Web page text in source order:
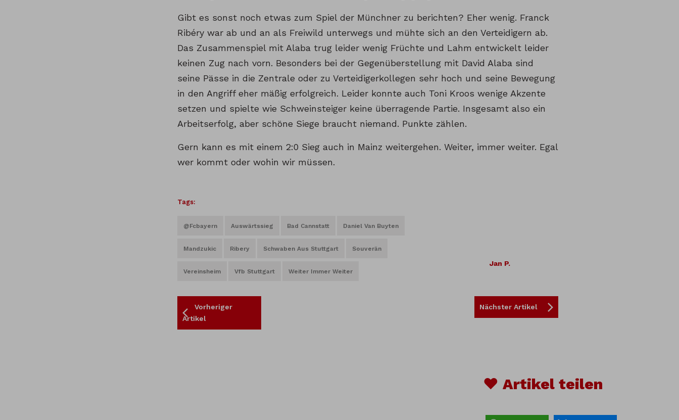
Gibt es sonst noch etwas zum Spiel der Münchner zu berichten? Eher wenig. Franck
Ribéry war ab und an als Freiwild unterwegs und mühte sich an den Verteidigern ab.
Das Zusammenspiel mit Alaba trug leider wenig Früchte und Lahm entwickelt leider
keinen Zug nach vorn. Besonders bei der Gegenüberstellung mit David Alaba sind
seine Pässe in die Zentrale oder zu Verteidigerkollegen sehr hoch und seine Bewegung
in den Angriff eher mäßig erfolgreich. Leider konnte auch Toni Kroos wenige Akzente
setzen und spielte wie Schweinsteiger keine überragende Partie. Insgesamt also ein
Arbeitserfolg, aber schöne Siege braucht niemand. Punkte zählen.
Gern kann es mit einem 2:0 Sieg auch in Mainz weitergehen. Weiter, immer weiter. Egal
wer kommt oder wohin wir müssen.
Tags:
@fcbayern Auswärtssieg Bad Cannstatt Daniel Van Buyten
Mandzukic Ribery Schwaben Aus Stuttgart Souverän
Vereinsheim Vfb Stuttgart Weiter Immer Weiter
Jan P.
Vorheriger
Artikel
Nächster Artikel
♥ Artikel teilen